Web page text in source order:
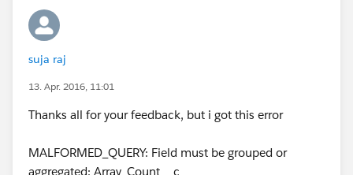
suja raj
13. Apr. 2016, 11:01
Thanks all for your feedback, but i got this error
MALFORMED_QUERY: Field must be grouped or
aggregated: Array_Count__c